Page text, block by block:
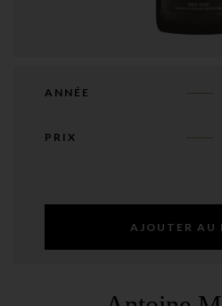
ANNÉE
PRIX
AJOUTER AU